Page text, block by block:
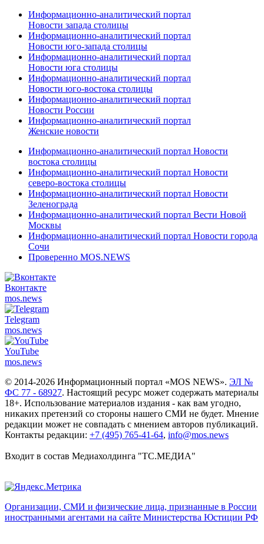
Информационно-аналитический портал
Новости запада столицы
Информационно-аналитический портал
Новости юго-запада столицы
Информационно-аналитический портал
Новости юга столицы
Информационно-аналитический портал
Новости юго-востока столицы
Информационно-аналитический портал
Новости России
Информационно-аналитический портал
Женские новости
Информационно-аналитический портал Новости
востока столицы
Информационно-аналитический портал Новости
северо-востока столицы
Информационно-аналитический портал Новости
Зеленограда
Информационно-аналитический портал Вести Новой
Москвы
Информационно-аналитический портал Новости города
Сочи
Проверенно MOS.NEWS
Вконтакте
mos.news
Telegram
mos.news
YouTube
mos.news
© 2014-2026 Информационный портал «MOS NEWS». ЭЛ №
ФС 77 - 68927. Настоящий ресурс может содержать материалы
18+. Использование материалов издания - как вам угодно,
никаких претензий со стороны нашего СМИ не будет. Мнение
редакции может не совпадать с мнением авторов публикаций.
Контакты редакции: +7 (495) 765-41-64, info@mos.news
Входит в состав Медиахолдинга "ТС.МЕДИА"
Организации, СМИ и физические лица, признанные в России
иностранными агентами на сайте Министерства Юстиции РФ